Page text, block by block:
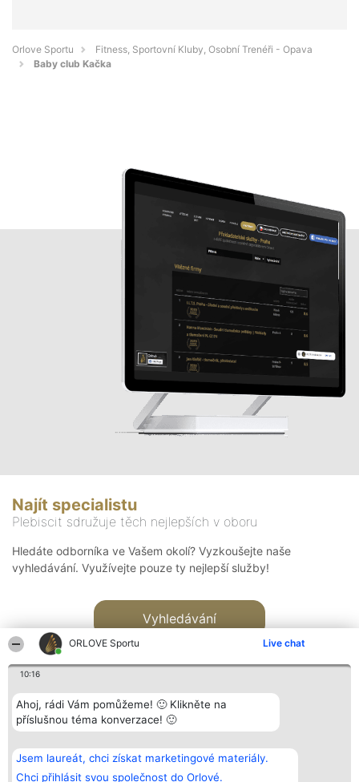
ORLOVE Sportu Live chat
10:16
Ahoj, rádi Vám pomůžeme! 🙂 Klikněte na
příslušnou téma konverzace! 🙂
Jsem laureát, chci získat marketingové materiály.
Chci přihlásit svou společnost do Orlové.
Orlove Sportu
Fitness, Sportovní Kluby, Osobní Trenéři - Opava
Baby club Kačka
Najít specialistu
Plebiscit sdružuje těch nejlepších v oboru
Hledáte odborníka ve Vašem okolí? Vyzkoušejte naše
vyhledávání. Využívejte pouze ty nejlepší služby!
Vyhledávání
Bright Side Solutions sp. z o.
o. sp. k.
ul. Ruska 22
Vítězové
Seznam všech
laureátů
Kontakt